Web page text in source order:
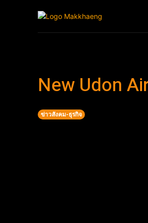
New Udon
ข่าวสังคม-ธุรกิจ